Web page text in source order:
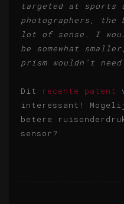
targeted at sports
photographers, the
lot of sense. I
be somewhat
prism wouldn’t
Dit recente patent
interessant!
betere
sensor?